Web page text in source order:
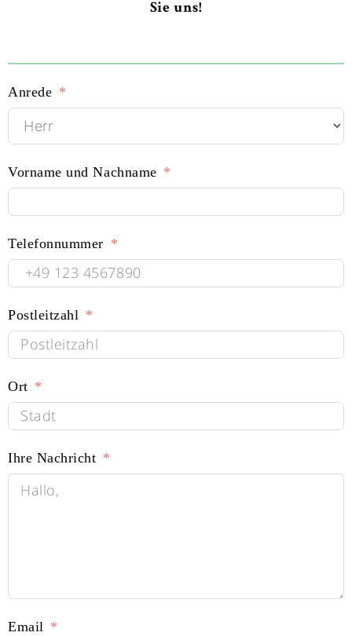
Sie uns!
Anrede
Vorname und Nachname
Telefonnummer
Postleitzahl
Ort
Ihre Nachricht
Email